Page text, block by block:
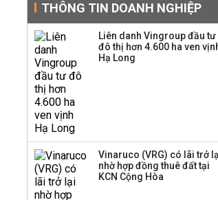
triển quỹ hưu trí: Từ tiết
kiệm gia đình thành
nguồn cấp vốn dài hạn
và kinh nghiệm từ
Malaysia
Iran xem xét cấm tàu
THÔNG TIN DOANH NGHIỆP
Liên danh Vingroup đầu tư
đô thị hơn 4.600 ha ven
Hạ Long
Vinaruco (VRG) có lãi trở
nhờ hợp đồng thuê đất tại
KCN Cộng Hòa